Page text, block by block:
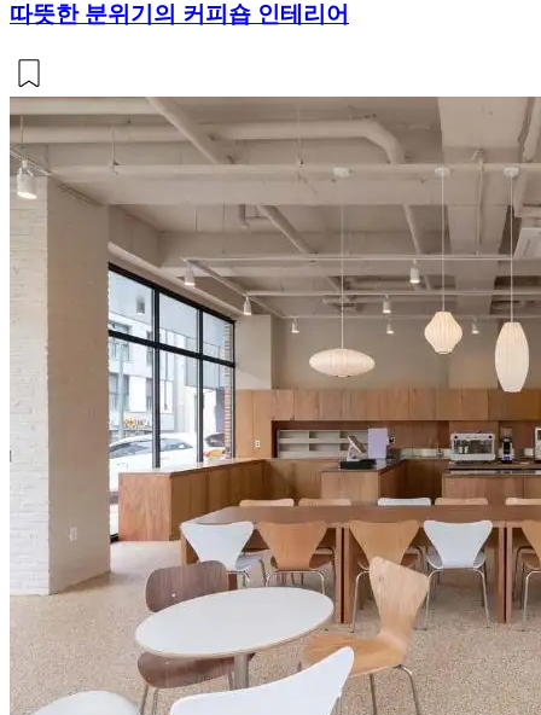
따뜻한 분위기의 커피숍 인테리어